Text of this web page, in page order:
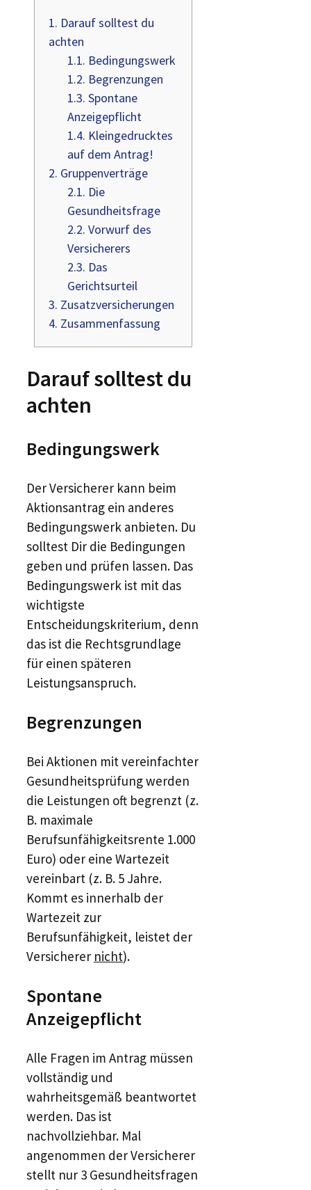
1. Darauf solltest du
achten
1.1. Bedingungswerk
1.2. Begrenzungen
1.3. Spontane
Anzeigepflicht
1.4. Kleingedrucktes
auf dem Antrag!
2. Gruppenverträge
2.1. Die
Gesundheitsfrage
2.2. Vorwurf des
Versicherers
2.3. Das
Gerichtsurteil
3. Zusatzversicherungen
4. Zusammen­fassung
Darauf solltest du
achten
Bedingungswerk
Der Versicherer kann beim
Aktionsantrag ein anderes
Bedingungswerk anbieten. Du
solltest Dir die Bedingungen
geben und prüfen lassen. Das
Bedingungswerk ist mit das
wichtigste
Entscheidungskriterium, denn
das ist die Rechtsgrundlage
für einen späteren
Leistungsanspruch.
Begrenzungen
Bei Aktionen mit vereinfachter
Gesundheitsprüfung werden
die Leistungen oft begrenzt (z.
B. maximale
Berufsunfähigkeitsrente 1.000
Euro) oder eine Wartezeit
vereinbart (z. B. 5 Jahre.
Kommt es innerhalb der
Wartezeit zur
Berufsunfähigkeit, leistet der
Versicherer nicht).
Spontane
Anzeigepflicht
Alle Fragen im Antrag müssen
vollständig und
wahrheitsgemäß beantwortet
werden. Das ist
nachvollziehbar. Mal
angenommen der Versicherer
stellt nur 3 Gesundheitsfragen